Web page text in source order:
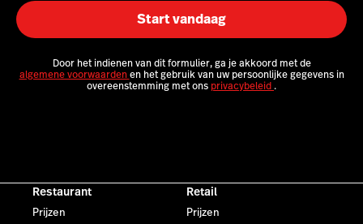
Start vandaag
Door het indienen van dit formulier, ga je akkoord met de
algemene voorwaardenen het gebruik van uw persoonlijke gegevens in
overeenstemming met ons privacybeleid .
Restaurant
Prijzen
Retail
Prijzen